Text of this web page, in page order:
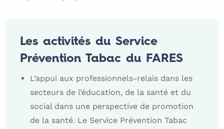
Les activités du Service
Prévention Tabac du FARES
L’appui aux professionnels-relais dans les
secteurs de l’éducation, de la santé et du
social dans une perspective de promotion
de la santé. Le Service Prévention Tabac